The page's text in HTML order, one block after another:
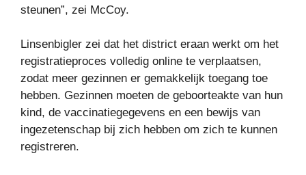
steunen”, zei McCoy.
Linsenbigler zei dat het district eraan werkt om het
registratieproces volledig online te verplaatsen,
zodat meer gezinnen er gemakkelijk toegang toe
hebben. Gezinnen moeten de geboorteakte van hun
kind, de vaccinatiegegevens en een bewijs van
ingezetenschap bij zich hebben om zich te kunnen
registreren.